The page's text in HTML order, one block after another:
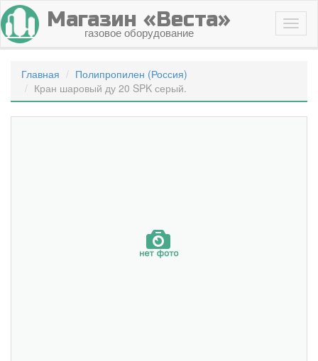
Магазин «Веста»
газовое оборудование
Главная
Полипропилен (Россия)
Кран шаровый ду 20 SPK серый.